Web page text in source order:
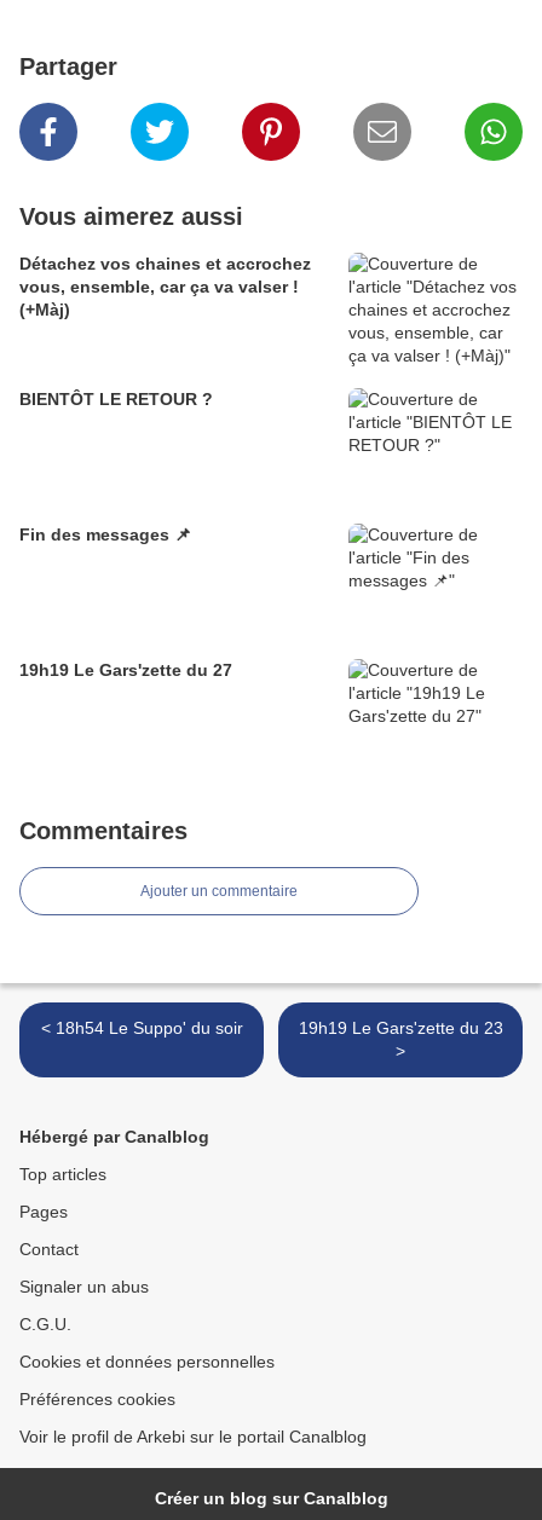
Partager
Vous aimerez aussi
Détachez vos chaines et accrochez
vous, ensemble, car ça va valser !
(+Màj)
BIENTÔT LE RETOUR ?
Fin des messages 📌
19h19 Le Gars'zette du 27
Commentaires
Ajouter un commentaire
< 18h54 Le Suppo' du soir
19h19 Le Gars'zette du 23
>
Hébergé par Canalblog
Top articles
Pages
Contact
Signaler un abus
C.G.U.
Cookies et données personnelles
Préférences cookies
Voir le profil de Arkebi sur le portail Canalblog
Créer un blog sur Canalblog